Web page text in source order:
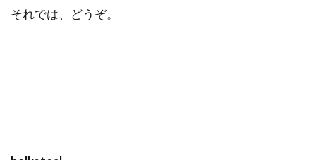
それでは、どうぞ。